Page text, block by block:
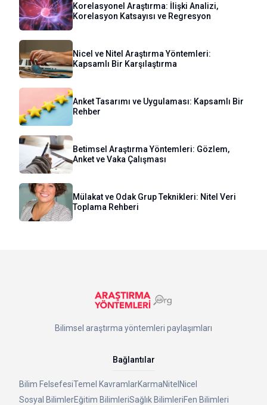
Korelasyonel Araştırma: İlişki Analizi,
Korelasyon Katsayısı ve Regresyon
Nicel ve Nitel Araştırma Yöntemleri:
Kapsamlı Bir Karşılaştırma
Anket Tasarımı ve Uygulaması: Kapsamlı Bir
Rehber
Betimsel Araştırma Yöntemleri: Gözlem,
Anket ve Vaka Çalışması
Mülakat ve Odak Grup Teknikleri: Nitel Veri
Toplama Rehberi
Bilimsel araştırma yöntemleri paylaşımları
Bağlantılar
Bilim FelsefesiTemel KavramlarKarmaNitel Nicel
Sosyal BilimlerEğitim BilimleriSağlık BilimleriFen Bilimleri